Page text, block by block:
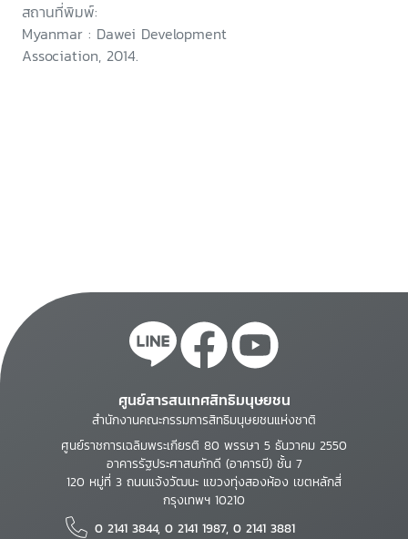
สถานที่พิมพ์:
Myanmar : Dawei Development
Association, 2014.
ศูนย์สารสนเทศสิทธิมนุษยชน
สำนักงานคณะกรรมการสิทธิมนุษยชนแห่งชาติ
ศูนย์ราชการเฉลิมพระเกียรติ 80 พรรษา 5 ธันวาคม 2550
อาคารรัฐประศาสนภักดี (อาคารบี) ชั้น 7
120 หมู่ที่ 3 ถนนแจ้งวัฒนะ แขวงทุ่งสองห้อง เขตหลักสี่
กรุงเทพฯ 10210
0 2141 3844, 0 2141 1987, 0 2141 3881